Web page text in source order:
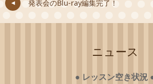
発表会のBlu-ray編集完了！
ニュース
● レッスン空き状況